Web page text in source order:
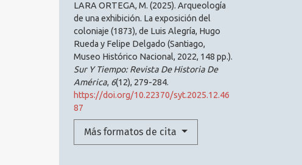
LARA ORTEGA, M. (2025). Arqueología
de una exhibición. La exposición del
coloniaje (1873), de Luis Alegría, Hugo
Rueda y Felipe Delgado (Santiago,
Museo Histórico Nacional, 2022, 148 pp.).
Sur Y Tiempo: Revista De Historia De
América, 6(12), 279-284.
https://doi.org/10.22370/syt.2025.12.46
87
Más formatos de cita